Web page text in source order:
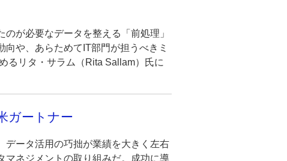
が必要なデータを整える「前処理」
や、あらためてIT部門が担うべきミ
るリタ・サラム（Rita Sallam）氏に
ガートナー
データ活用の巧拙が業績を大きく左右
マネジメントの取り組みだ。成功に導